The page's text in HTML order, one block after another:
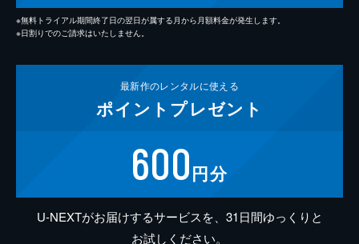
※無料トライアル期間終了日の翌日が属する月から月額料金が発生します。
※日割りでのご請求はいたしません。
最新作のレンタルに使える
ポイント プレゼント
600円分
U-NEXTがお届けするサービスを、31日間ゆっくりと
お試しください。